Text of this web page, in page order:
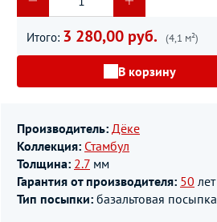
Итого: 3 280,00 руб. (4,1 м²)
В корзину
Производитель: Дёке
Коллекция: Стамбул
Толщина: 2.7 мм
Гарантия от производителя: 50 лет
Тип посыпки: базальтовая посыпка